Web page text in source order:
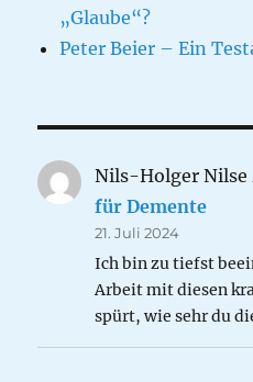
„Glaube“?
Peter Beier – Ein
Nils-Holger Nilse
für Demente
21. Juli 2024
Ich bin zu tiefst
Arbeit mit diesen
spürt, wie sehr du